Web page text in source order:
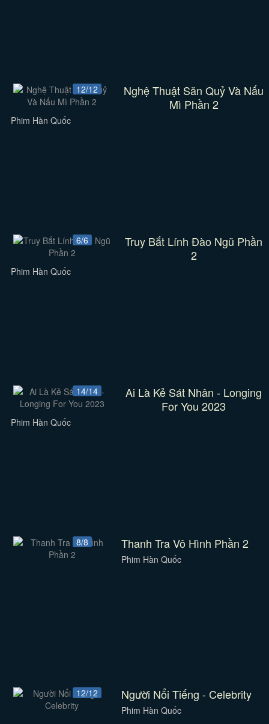
12/12
Nghệ Thuật Săn Quỷ Và Nấu
Mì Phần 2
Phim Hàn Quốc
6/6
Truy Bắt Lính Đào Ngũ Phần
2
Phim Hàn Quốc
14/14
Ai Là Kẻ Sát Nhân - Longing
For You 2023
Phim Hàn Quốc
8/8 Thanh Tra Vô Hình Phần 2
Phim Hàn Quốc
12/12 Người Nổi Tiếng - Celebrity
Phim Hàn Quốc